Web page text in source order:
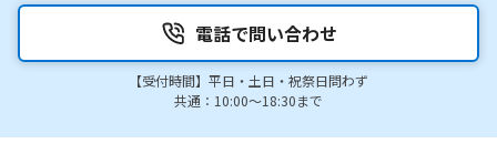
電話で問い合わせ
【受付時間】平日・土日・祝祭日問わず
共通：10:00～18:30まで